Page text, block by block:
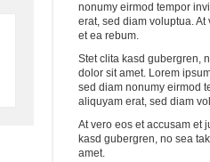
nonumy eirmod tempor
erat, sed diam voluptua.
et ea rebum.
Stet clita kasd gubergren,
dolor sit amet. Lorem
sed diam nonumy eirmod
aliquyam erat, sed diam
At vero eos et accusam et
kasd gubergren, no sea
amet.